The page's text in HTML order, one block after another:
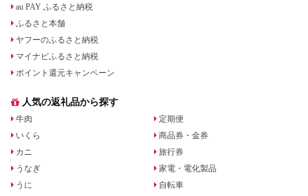
au PAY ふるさと納税
ふるさと本舗
ヤフーのふるさと納税
マイナビふるさと納税
ポイント還元キャンペーン
人気の返礼品から探す
牛肉
いくら
カニ
うなぎ
うに
定期便
商品券・金券
旅行券
家電・電化製品
自転車